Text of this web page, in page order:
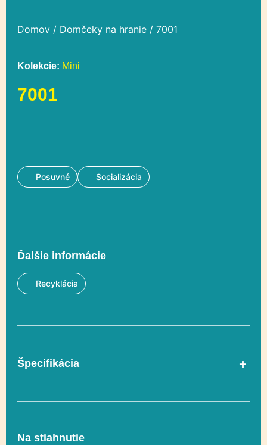
Domov / Domčeky na hranie / 7001
Kolekcie: Mini
7001
Posuvné Socializácia
Ďalšie informácie
Recyklácia
Špecifikácia
Vekový rozsah 1-8
Na stiahnutie